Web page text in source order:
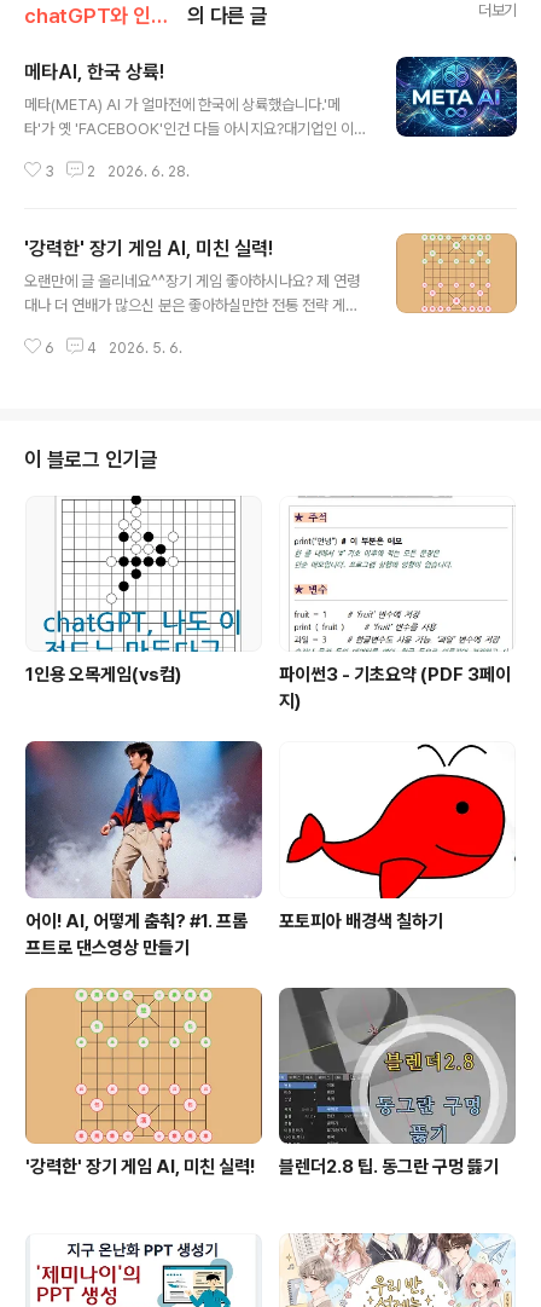
chatGPT와 인공지능AI 의 다른 글 더보기
메타AI, 한국 상륙!
메타(META) AI 가 얼마전에 한국에 상륙했습니다.'메
타'가 옛 'FACEBOOK'인건 다들 아시지요?대기업인 이
까지만 해도 META AI 사이트는 한국에서는 접속할 수 없
생성을 무료로' 할 수 있다는 점입니다.사이트 URL은 아래
와 같은데요. 페이스북 로그인을 통해 사용하실 수 있습니
다.https://www.meta.ai/기본적인 사용법은 chatGPT
난이도를 조사해줘.응답.오호 괜찮은 편이네요.이미지도
3 2 2026. 6. 28.
'강력한' 장기 게임 AI, 미친 실력!
오랜만에 글 올리네요^^장기 게임 좋아하시나요? 제 연령
대나 더 연배가 많으신 분은 좋아하실만한 전통 전략 게임
브 코딩이 낳은 꽤 센 장기 AI 게임이 탄생(?)해서 공유드립
프로 기사급 수준이라는데 제가 실력이 프로가 아니라 확
실히는 모르겠네요 ㅎㅎ위 바이브 코딩 앱은 크레이의 바
이브 코딩 컬렉션에 수집해 놓았습니다 ^^https://cray7.
mycafe24.com/main/ Cray's Vibe Coding바이브
코딩, 바이브 CCM with Cray..
6 4 2026. 5. 6.
이 블로그 인기글
1인용 오목게임(vs컴)
파이썬3 - 기초요약 (PDF 3페이
지)
어이! AI, 어떻게 춤춰? #1. 프롬
프트로 댄스영상 만들기
포토피아 배경색 칠하기
'강력한' 장기 게임 AI, 미친 실력! 블렌더2.8 팁. 동그란 구멍 뜷기